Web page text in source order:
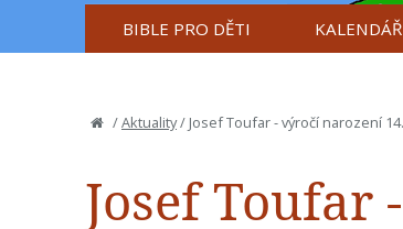
BIBLE PRO DĚTI KALENDÁŘ
/Aktuality/ Josef Toufar - výročí narození
Josef Toufar